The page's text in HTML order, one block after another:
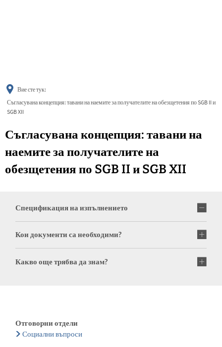
Вие сте тук:
Съгласувана концепция: тавани на наемите за получателите на обезщетения по SGB II и
SGB XII
Съгласувана концепция: тавани на
наемите за получателите на
обезщетения по SGB II и SGB XII
Спецификация на изпълнението
Кои документи са необходими?
Какво още трябва да знам?
Отговорни отдели
Социални въпроси